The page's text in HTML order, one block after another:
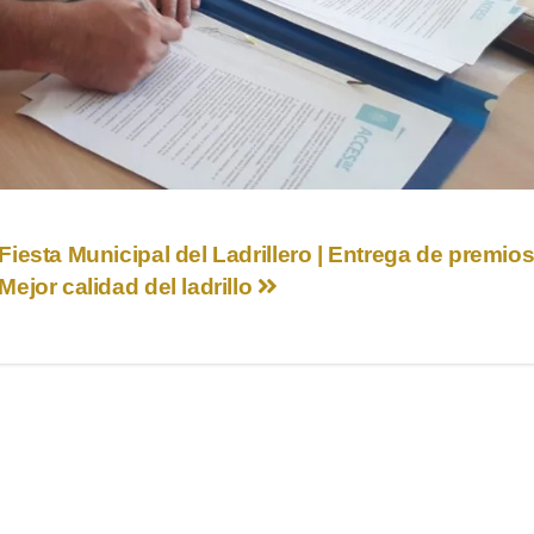
Fiesta Municipal del Ladrillero | Entrega de
Mejor calidad del ladrillo